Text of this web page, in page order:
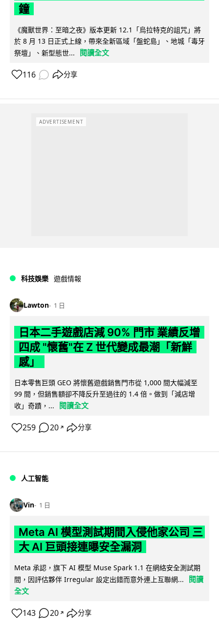
鐘
《魔獸世界：至暗之夜》版本更新 12.1「烏拉特克的詛咒」將
於 8 月 13 日正式上線，帶來全新區域「盤蛇島」、地城「毒牙
祭壇」、新型態世...
閱讀全文
116 分享
ADVERTISEMENT
科技娛樂 遊戲情報
Lawton 1 日
日本二手遊戲店減 90% 門市 業績反增
四成 "懷舊"在 Z 世代變成最潮「新鮮
感」
日本零售巨頭 GEO 將懷舊遊戲銷售門市從 1,000 間大幅減至
99 間，但銷售額卻不降反升至過往的 1.4 倍。做到「減店增
收」奇蹟，...
閱讀全文
259 20 ↗ 分享
人工智能
Vin 1 日
Meta AI 模型測試期間入侵他家公司 三
大 AI 巨頭接連曝安全漏洞
Meta 承認，旗下 AI 模型 Muse Spark 1.1 在網絡安全測試期
間，因評估夥伴 Irregular 設定出錯而意外連上互聯網...
閱讀
全文
143 20 ↗ 分享